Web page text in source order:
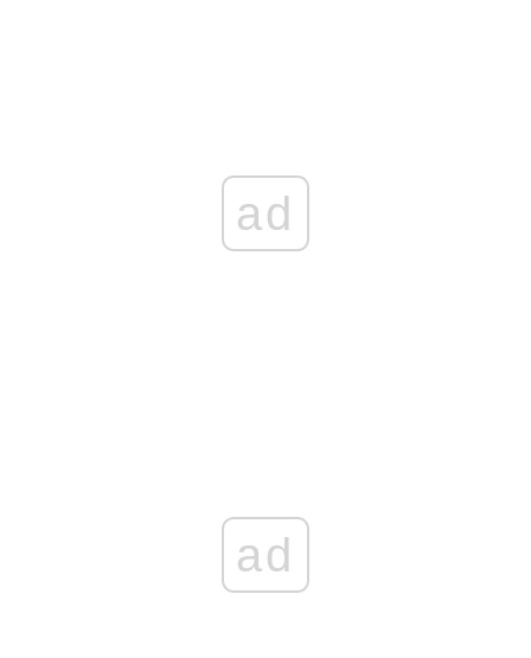
ad
ad